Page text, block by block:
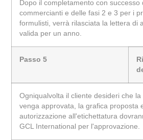
Dopo il completamento con successo
commercianti e delle fasi 2 e 3 per i
formulisti, verrà rilasciata la lettera di
valida per un anno.
Passo 5
Ogniqualvolta il cliente desideri che
venga approvata, la grafica proposta
autorizzazione all'etichettatura
GCL International per l'approvazione.